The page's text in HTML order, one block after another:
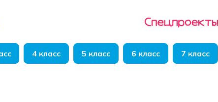
4 класс 5 класс 6 класс 7 класс